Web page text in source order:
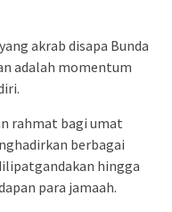
akrab disapa Bunda
adalah momentum
rahmat bagi umat
berbagai
hingga
para jamaah.